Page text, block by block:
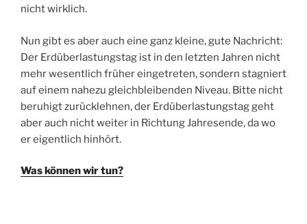
nicht wirklich.
Nun gibt es aber auch eine ganz kleine, gute Nachricht:
Der Erdüberlastungstag ist in den letzten Jahren nicht
mehr wesentlich früher eingetreten, sondern stagniert
auf einem nahezu gleichbleibenden Niveau. Bitte nicht
beruhigt zurücklehnen, der Erdüberlastungstag geht
aber auch nicht weiter in Richtung Jahresende, da wo
er eigentlich hinhört.
Was können wir tun?